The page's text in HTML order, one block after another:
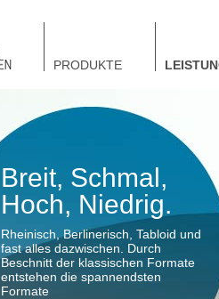
PRODUKTE
Breit, Schmal,
Hoch, Niedrig.
Rheinisch, Berlinerisch, Tabloid und
fast alles dazwischen. Durch
Beschnitt der klassischen Formate
entstehen die spannendsten
Formate